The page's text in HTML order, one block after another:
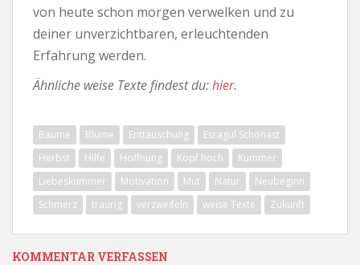
von heute schon morgen verwelken und zu
deiner unverzichtbaren, erleuchtenden
Erfahrung werden.
Ähnliche weise Texte findest du:hier.
Bäume Blume Enttäuschung
Esragül Schönast
Herbst
Hilfe Hoffnung Kopf hoch
Kummer
Liebeskummer
Motivation Mut Natur
Neubeginn
Schmerz
traurig verzweifeln weise Texte Zukunft
KOMMENTAR VERFASSEN